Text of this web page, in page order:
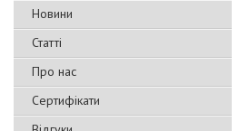
Новини
Статті
Про нас
Сертифікати